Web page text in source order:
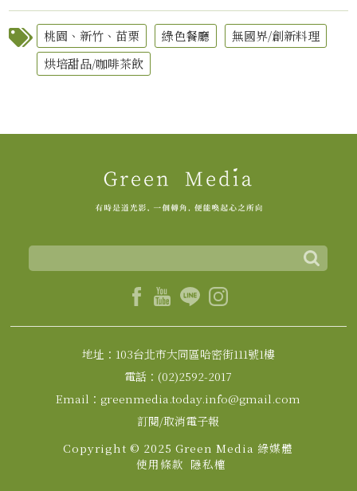
桃園、新竹、苗栗 綠色餐廳
無國界/創新料理
烘培甜品/咖啡茶飲
地址：103台北市大同區哈密街111號1樓
電話：(02)2592-2017
Email：greenmedia.today.info@gmail.com
訂閱/取消電子報
Copyright © 2025 Green Media 綠媒體
使用條款 隱私權